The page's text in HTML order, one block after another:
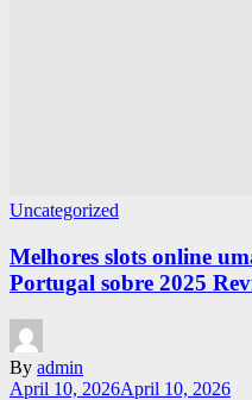
Uncategorized
Melhores slots online
Portugal sobre 2025
By admin
April 10, 2026April 10, 2026